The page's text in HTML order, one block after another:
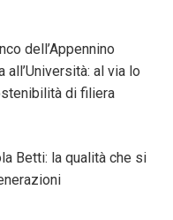
dell’Appennino
all’Università: al via lo
di filiera
Betti: la qualità che si